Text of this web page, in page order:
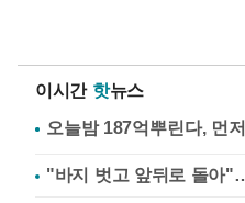
이시간 핫뉴스
"바지 벗고 앞뒤로 돌아